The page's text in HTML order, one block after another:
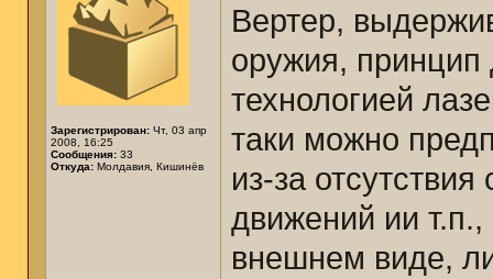
Зарегистрирован: Чт, 03 апр
2008, 16:25
Сообщения: 33
Откуда: Молдавия, Кишинёв
Вертер,
оружия, принцип
технологией
таки можно
из-за
движений ии
внешнем виде,